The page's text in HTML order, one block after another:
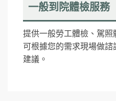
一般到院體檢服務
提供一般勞工體檢、駕照
可根據您的需求現場做
建議。